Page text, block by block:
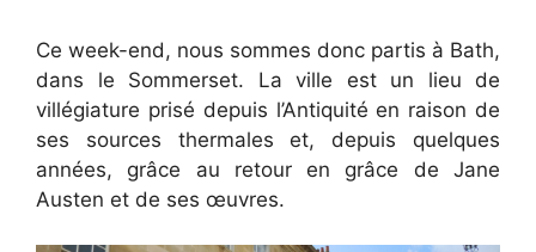
Ce week-end, nous sommes donc partis à Bath,
dans le Sommerset. La ville est un lieu de
villégiature prisé depuis l’Antiquité en raison de
ses sources thermales et, depuis quelques
années, grâce au retour en grâce de Jane
Austen et de ses œuvres.